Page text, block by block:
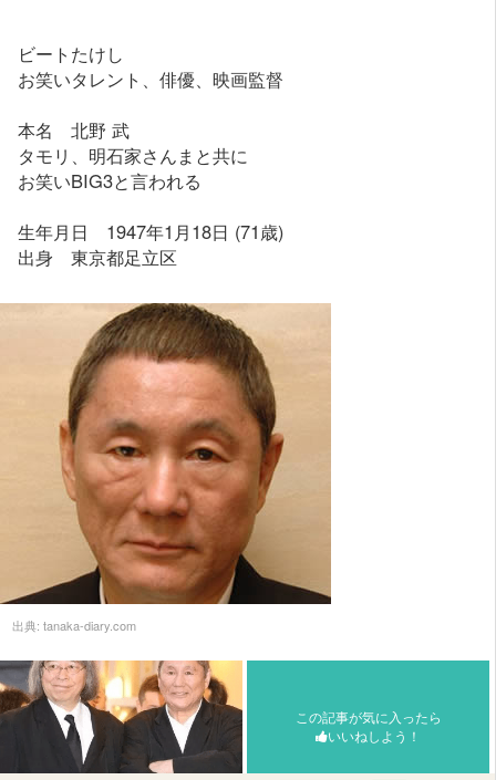
ビートたけし
お笑いタレント、俳優、映画監督
本名 北野 武
タモリ、明石家さんまと共に
お笑いBIG3と言われる
生年月日 1947年1月18日 (71歳)
出身 東京都足立区
出典: tanaka-diary.com
この記事が気に入ったら
いいねしよう！